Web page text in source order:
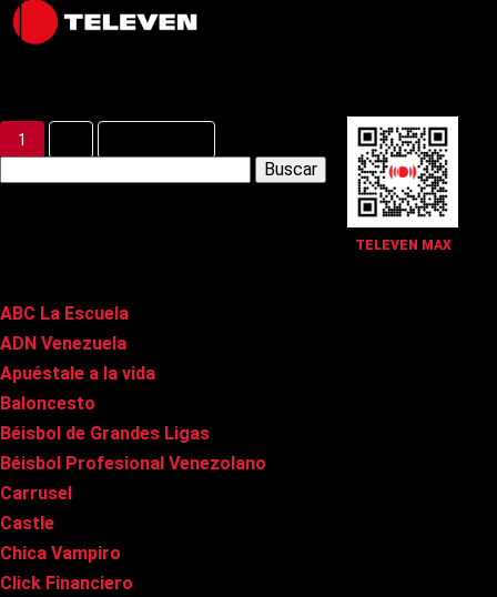
TELEVEN MAX
Latest Posts
1
ABC La Escuela
ADN Venezuela
Apuéstale a la vida
Baloncesto
Béisbol de Grandes Ligas
Béisbol Profesional Venezolano
Carrusel
Castle
Chica Vampiro
Click Financiero